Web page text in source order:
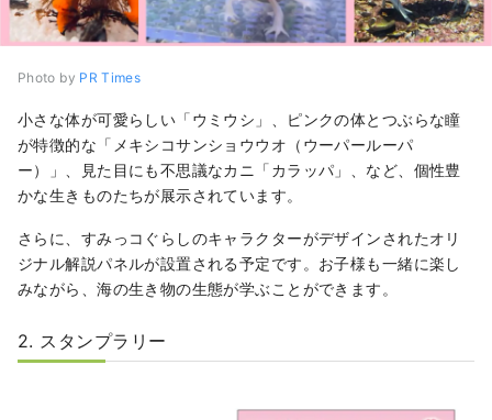
Photo by PR Times
小さな体が可愛らしい「ウミウシ」、ピンクの体とつぶらな瞳
が特徴的な「メキシコサンショウウオ（ウーパールーパ
ー）」、見た目にも不思議なカニ「カラッパ」、など、個性豊
かな生きものたちが展示されています。
さらに、すみっコぐらしのキャラクターがデザインされたオリ
ジナル解説パネルが設置される予定です。お子様も一緒に楽し
みながら、海の生き物の生態が学ぶことができます。
2. スタンプラリー